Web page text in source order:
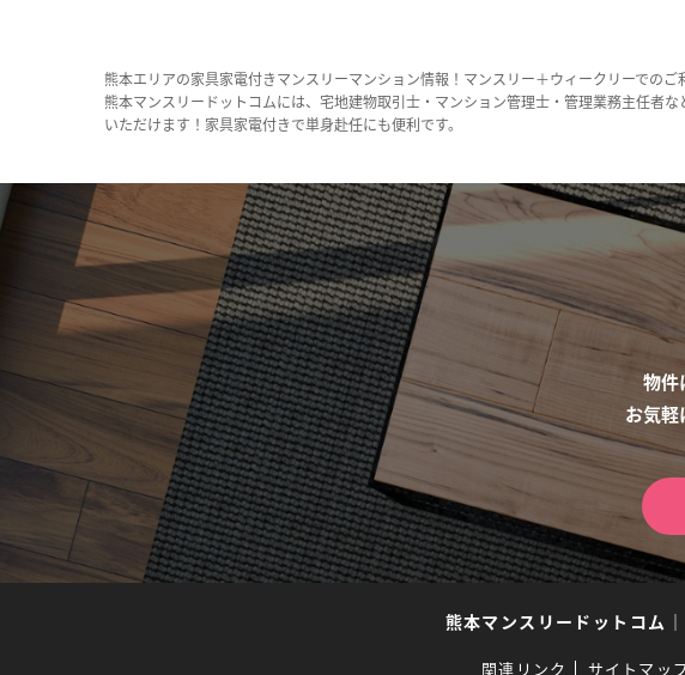
熊本エリアの家具家電付きマンスリーマンション情報！マンスリー＋ウィークリーでの
熊本マンスリードットコムには、宅地建物取引士・マンション管理士・管理業務主任者
いただけます！家具家電付きで単身赴任にも便利です。
物件
お気軽
熊本マンスリードットコム ｜
関連リンク サイトマッ